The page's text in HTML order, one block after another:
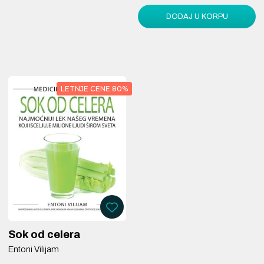
DODAJ U KORPU
LETNJE CENE 80%
Sok od celera
Entoni Vilijam